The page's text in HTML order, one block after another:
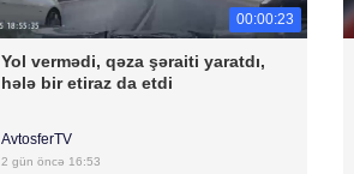
00:00:23
Yol vermədi, qəza şəraiti yaratdı,
hələ bir etiraz da etdi
AvtosferTV
2 gün öncə 16:53